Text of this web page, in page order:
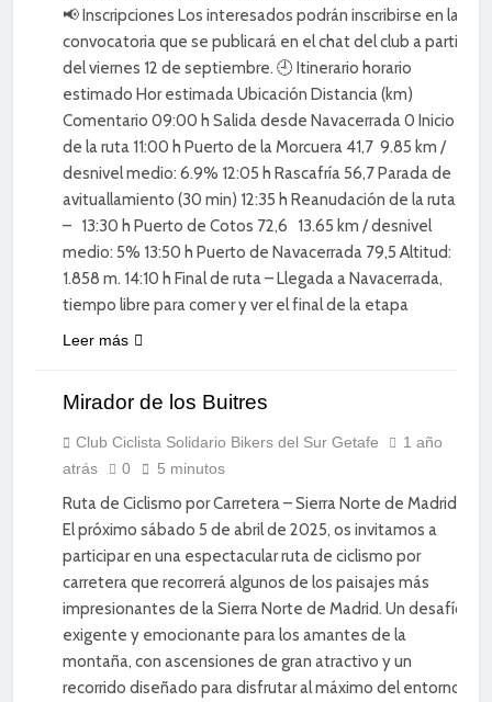
📢 Inscripciones Los interesados podrán inscribirse en la
convocatoria que se publicará en el chat del club a partir
del viernes 12 de septiembre. 🕘 Itinerario horario
estimado Hor estimada Ubicación Distancia (km)
Comentario 09:00 h Salida desde Navacerrada 0 Inicio
de la ruta 11:00 h Puerto de la Morcuera 41,7 9.85 km /
desnivel medio: 6.9% 12:05 h Rascafría 56,7 Parada de
avituallamiento (30 min) 12:35 h Reanudación de la ruta
– 13:30 h Puerto de Cotos 72,6 13.65 km / desnivel
medio: 5% 13:50 h Puerto de Navacerrada 79,5 Altitud:
1.858 m. 14:10 h Final de ruta – Llegada a Navacerrada,
tiempo libre para comer y ver el final de la etapa
Leer más
CARRETERA
DIVERSIÓN
ENTRENAMIENTO
Mirador de los Buitres
Club Ciclista Solidario Bikers del Sur Getafe
1 año
atrás
0 5 minutos
Ruta de Ciclismo por Carretera – Sierra Norte de Madrid
El próximo sábado 5 de abril de 2025, os invitamos a
participar en una espectacular ruta de ciclismo por
carretera que recorrerá algunos de los paisajes más
impresionantes de la Sierra Norte de Madrid. Un desafío
exigente y emocionante para los amantes de la
montaña, con ascensiones de gran atractivo y un
recorrido diseñado para disfrutar al máximo del entorno